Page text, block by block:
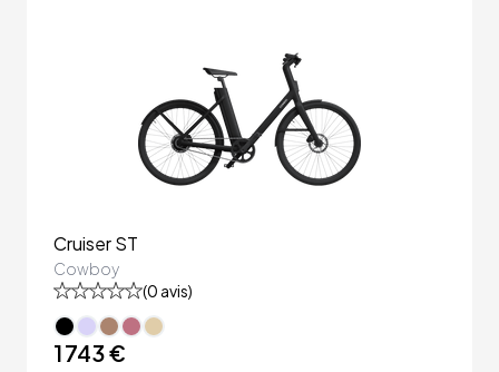
Cruiser ST
Cowboy
(0 avis)
1 743 €